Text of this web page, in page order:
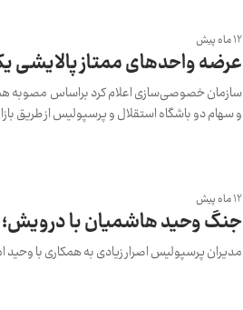
12 ماه پیش
عرضه واحدهای ممتاز
سازمان خصوصی‌سازی اعلام کرد براساس مصوبه
و سهام دو باشگاه استقلال و پرسپولیس از طریق
12 ماه پیش
جنگ وحید هاشمیان با درویش؛
مدیران پرسپولیس اصرار زیادی به همکاری با وحید